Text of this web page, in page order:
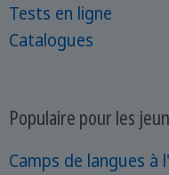
Tests en ligne
Catalogues
Populaire pour les
Camps de langues à